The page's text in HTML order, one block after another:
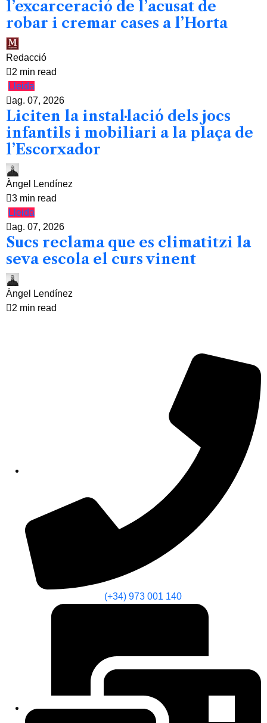
l’excarceració de l’acusat de
robar i cremar cases a l’Horta
Redacció
2 min read
Lleida
ag. 07, 2026
Liciten la instal·lació dels jocs
infantils i mobiliari a la plaça de
l’Escorxador
Àngel Lendínez
3 min read
Lleida
ag. 07, 2026
Sucs reclama que es climatitzi la
seva escola el curs vinent
Àngel Lendínez
2 min read
(+34) 973 001 140